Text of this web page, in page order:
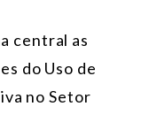
central as
do Uso de
no Setor